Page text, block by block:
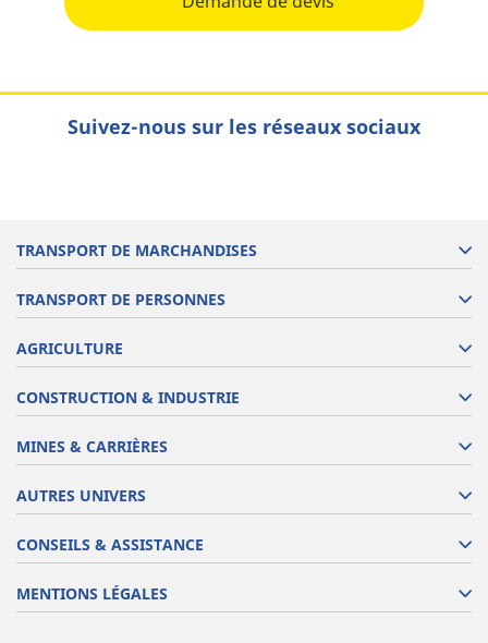
Suivez-nous sur les réseaux sociaux
TRANSPORT DE MARCHANDISES
TRANSPORT DE PERSONNES
AGRICULTURE
CONSTRUCTION & INDUSTRIE
MINES & CARRIÈRES
AUTRES UNIVERS
CONSEILS & ASSISTANCE
MENTIONS LÉGALES